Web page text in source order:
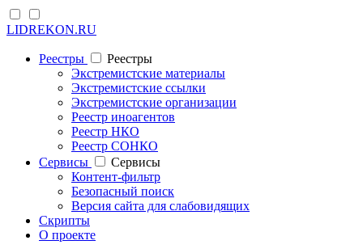
LIDREKON.RU
Реестры
Реестры
Экстремистские материалы
Экстремистские ссылки
Экстремистские организации
Реестр иноагентов
Реестр НКО
Реестр СОНКО
Cервисы
Cервисы
Контент-фильтр
Безопасный поиск
Версия сайта для слабовидящих
Скрипты
О проекте